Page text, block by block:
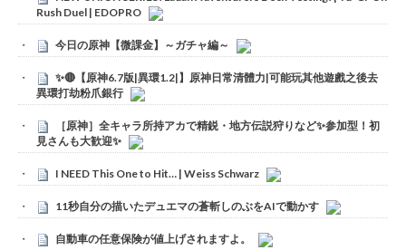
Rush Duel | EDOPRO
今日の原神【微課金】～ガチャ編～
✨🔴【原神6.7版|異環1.2|】原神日常清體力|可能玩其他遊戲之後去
異環打劫粉爪銀行
［原神］全キャラ所持アカで精鋭・地方伝説狩りなど✨参加型！初
見さんも大歓迎✨
I NEED This One to Hit… | Weiss Schwarz
11秒自分の描いたデュエマの蒼斬しのぶをAIで動かす
自動車の任意保険が値上げされますよ。